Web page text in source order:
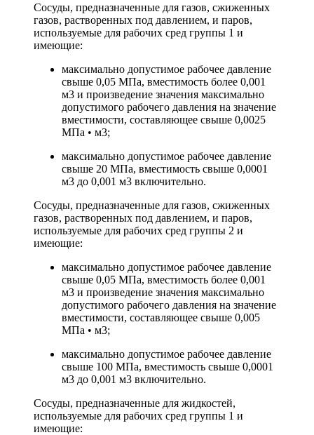
Сосуды, предназначенные для газов, сжиженных
газов, растворенных под давлением, и паров,
используемые для рабочих сред группы 1 и
имеющие:
максимально допустимое рабочее давление
свыше 0,05 МПа, вместимость более 0,001
м3 и произведение значения максимально
допустимого рабочего давления на значение
вместимости, составляющее свыше 0,0025
МПа • м3;
максимально допустимое рабочее давление
свыше 20 МПа, вместимость свыше 0,0001
м3 до 0,001 м3 включительно.
Сосуды, предназначенные для газов, сжиженных
газов, растворенных под давлением, и паров,
используемые для рабочих сред группы 2 и
имеющие:
максимально допустимое рабочее давление
свыше 0,05 МПа, вместимость более 0,001
м3 и произведение значения максимально
допустимого рабочего давления на значение
вместимости, составляющее свыше 0,005
МПа • м3;
максимально допустимое рабочее давление
свыше 100 МПа, вместимость свыше 0,0001
м3 до 0,001 м3 включительно.
Сосуды, предназначенные для жидкостей,
используемые для рабочих сред группы 1 и
имеющие: